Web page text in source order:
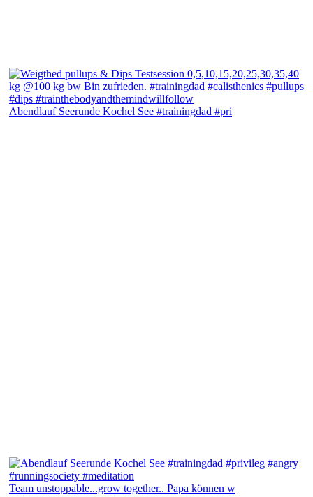
Abendlauf Seerunde Kochel See #trainingdad #pri
Team unstoppable...grow together.. Papa können w